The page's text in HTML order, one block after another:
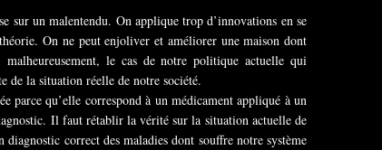
sur un malentendu. On applique trop d’innovations en se
On ne peut enjoliver et améliorer une maison dont
le cas de notre politique actuelle qui
de la situation réelle de notre société.
parce qu’elle correspond à un médicament appliqué à un
Il faut rétablir la vérité sur la situation actuelle de
correct des maladies dont souffre notre système